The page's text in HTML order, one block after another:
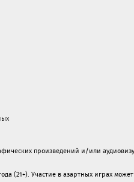
произведений и/или
(21+). Участие в азартных играх